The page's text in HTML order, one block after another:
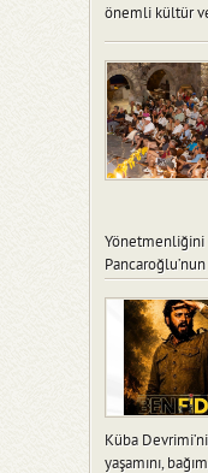
önemli kültür
Yönetmenliğini
Küba
yaşamını,